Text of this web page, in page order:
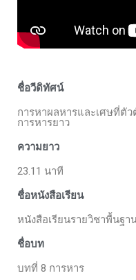
ชื่อวีดิทัศน์
การหาผลหารและเศษที่ตั
การหารยาว
ความยาว
23.11 นาที
ชื่อหนังสือเรียน
หนังสือเรียนรายวิชาพื้นฐ
ชื่อบท
บทที่ 8 การหาร